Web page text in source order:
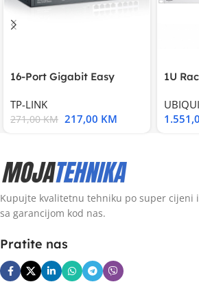
16-Port Gigabit Easy
TP-LINK
271,00KM 217,00 KM
1U
Kupujte kvalitetnu tehniku po super cijeni i
sa garancijom kod nas.
Pratite nas